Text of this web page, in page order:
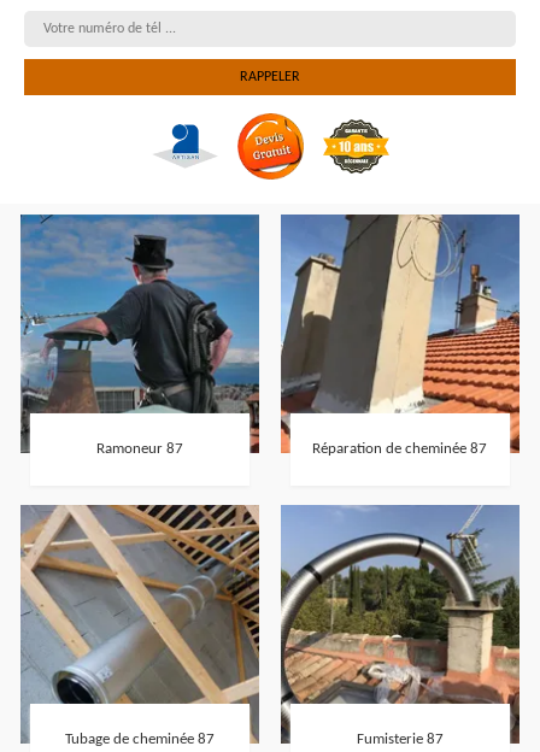
Ramoneur 87 Réparation de cheminée 87
Tubage de cheminée 87 Fumisterie 87